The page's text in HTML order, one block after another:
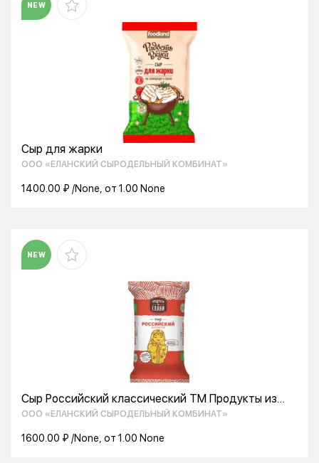
NEW
Сыр для жарки
ООО «ЕЛАНСКИЙ СЫРОДЕЛЬНЫЙ КОМБИНАТ»
1400.00 ₽ /None, от 1.00 None
NEW
Сыр Российский классический TM Продукты из
Елани (350г)
ООО «ЕЛАНСКИЙ СЫРОДЕЛЬНЫЙ КОМБИНАТ»
1600.00 ₽ /None, от 1.00 None